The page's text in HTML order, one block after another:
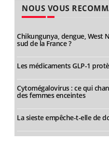
NOUS VOUS
Chikungunya, dengue, West
sud de la France ?
Les médicaments GLP-1
Cytomégalovirus : ce qui
des femmes enceintes
La sieste empêche-t-elle de